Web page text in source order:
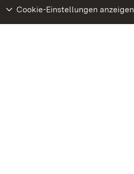
Cookie-Einstellungen anzeigen
Weiteres